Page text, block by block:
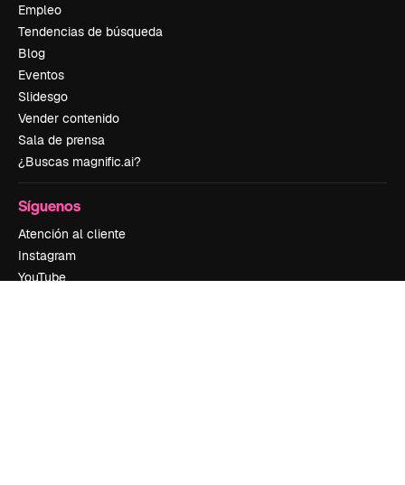
Empleo
Tendencias de búsqueda
Blog
Eventos
Slidesgo
Vender contenido
Sala de prensa
¿Buscas magnific.ai?
Síguenos
Atención al cliente
Instagram
YouTube